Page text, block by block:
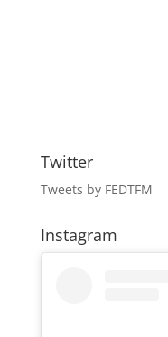
Twitter
Tweets by FEDTFM
Instagram